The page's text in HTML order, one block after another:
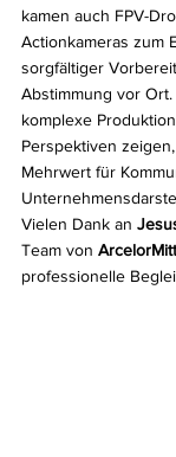
kamen auch FPV-
Actionkameras zum
sorgfältiger
Abstimmung vor
komplexe
Perspektiven
Mehrwert für
Vielen Dank an
Team von
professionelle